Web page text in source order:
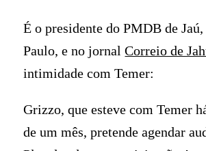
É o presidente do PMDB de Jaú,
Paulo, e no jornalCorreio de
intimidade com Temer:
Grizzo, que esteve com Temer
de um mês, pretende agendar